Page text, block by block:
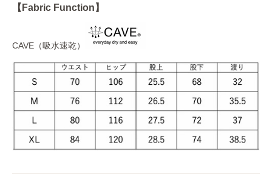
【Fabric Function】
CAVE（吸水速乾）